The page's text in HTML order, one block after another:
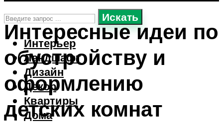
Искать
Интерьер
Ландшафт
Дизайн
Декор
Квартиры
Дома
Интересные идеи по
обустройству и
оформлению
детских комнат